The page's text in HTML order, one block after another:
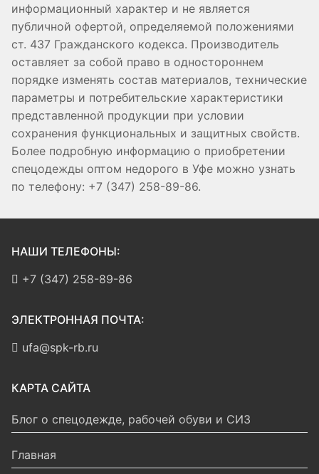
информационный характер и не является
публичной офертой, определяемой положениями
ст. 437 Гражданского кодекса. Производитель
оставляет за собой право в одностороннем
порядке изменять состав материалов, технические
параметры и потребительские характеристики
представленной продукции при условии
сохранения функциональных и защитных свойств.
Более подробную информацию о приобретении
спецодежды оптом недорого в Уфе можно узнать
по телефону: +7 (347) 258-89-86.
НАШИ ТЕЛЕФОНЫ:
+7 (347) 258-89-86
ЭЛЕКТРОННАЯ ПОЧТА:
ufa@spk-rb.ru
КАРТА САЙТА
Блог о спецодежде, рабочей обуви и СИЗ
Главная